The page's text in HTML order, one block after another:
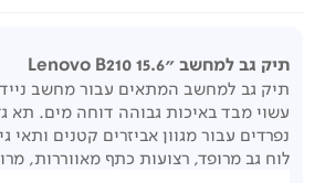
תיק גב למחשב "Lenovo B210 15.6
תיק גב למחשב המתאים עבור מחשב נייד עד
עשוי מבד באיכות גבוהה דוחה מים. תא
נפרדים עבור מגוון אביזרים קטנים ותאי
לוח גב מרופד, רצועות כתף מאווררות,